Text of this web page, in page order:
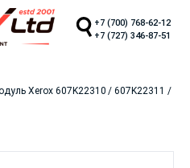
+7 (700) 768-62-12
+7 (727) 346-87-51
Xerox 607K22310 / 607K22311 /